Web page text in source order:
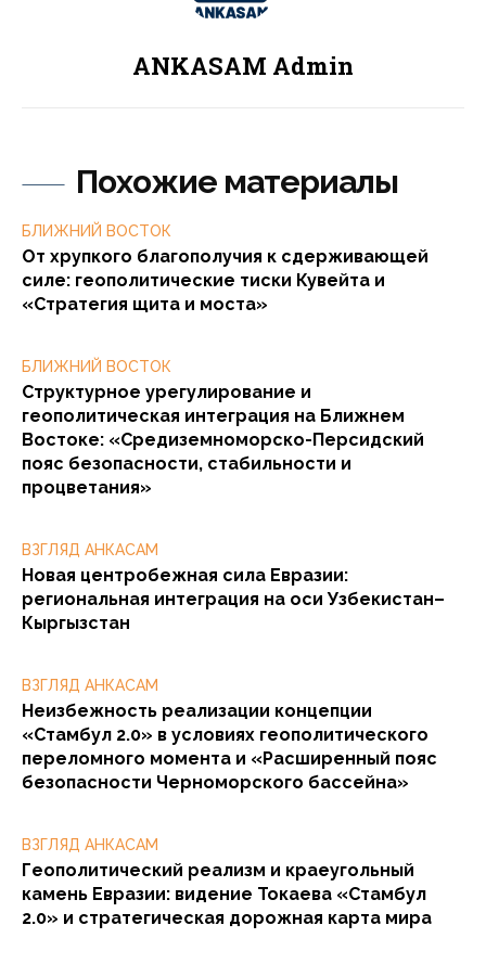
Похожие материалы
БЛИЖНИЙ ВОСТОК
От хрупкого благополучия к сдерживающей
силе: геополитические тиски Кувейта и
«Стратегия щита и моста»
БЛИЖНИЙ ВОСТОК
Структурное урегулирование и
геополитическая интеграция на Ближнем
Востоке: «Средиземноморско-Персидский
пояс безопасности, стабильности и
процветания»
ВЗГЛЯД АНКАСАМ
Новая центробежная сила Евразии:
региональная интеграция на оси Узбекистан–
Кыргызстан
ВЗГЛЯД АНКАСАМ
Неизбежность реализации концепции
«Стамбул 2.0» в условиях геополитического
переломного момента и «Расширенный пояс
безопасности Черноморского бассейна»
ВЗГЛЯД АНКАСАМ
Геополитический реализм и краеугольный
камень Евразии: видение Токаева «Стамбул
2.0» и стратегическая дорожная карта мира
ANKASAM Admin